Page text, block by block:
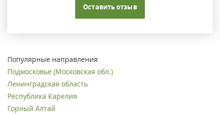
Оставить отзыв
Популярные направления
Подмосковье (Московская обл.)
Ленинградская область
Республика Карелия
Горный Алтай